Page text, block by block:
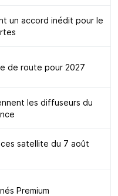
un accord inédit pour le
de route pour 2027
les diffuseurs du
satellite du 7 août
Premium